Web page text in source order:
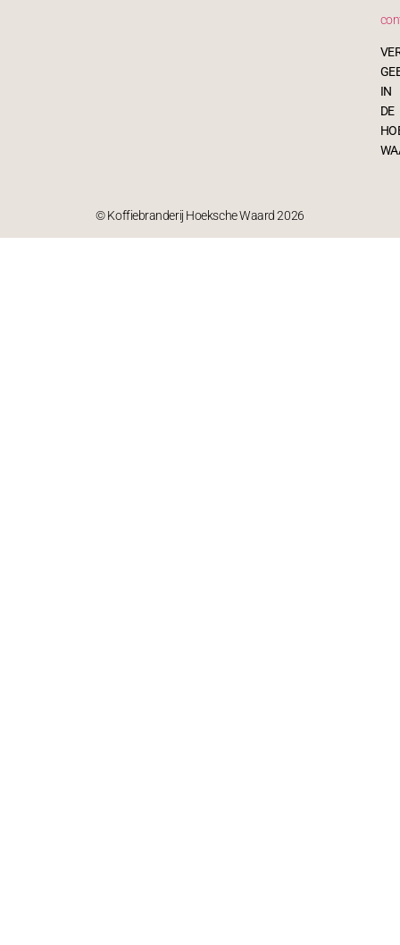
IN
DE
© Koffiebranderij Hoeksche Waard 2026